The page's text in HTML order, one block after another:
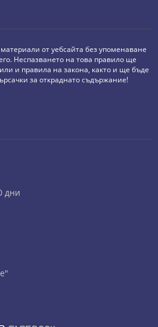
от уебсайта без упоменаване
Неспазването на това правило ще
и правила на закона, както и ще бъде
за откраднато съдържание!
дни